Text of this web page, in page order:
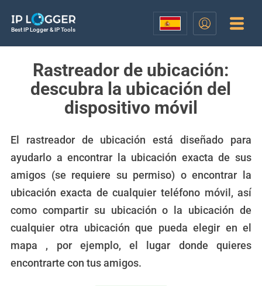
Best IP Logger & IP Tools
Rastreador de ubicación:
descubra la ubicación del
dispositivo móvil
El rastreador de ubicación está diseñado para
ayudarlo a encontrar la ubicación exacta de sus
amigos (se requiere su permiso) o encontrar la
ubicación exacta de cualquier teléfono móvil, así
como compartir su ubicación o la ubicación de
cualquier otra ubicación que pueda elegir en el
mapa , por ejemplo, el lugar donde quieres
encontrarte con tus amigos.